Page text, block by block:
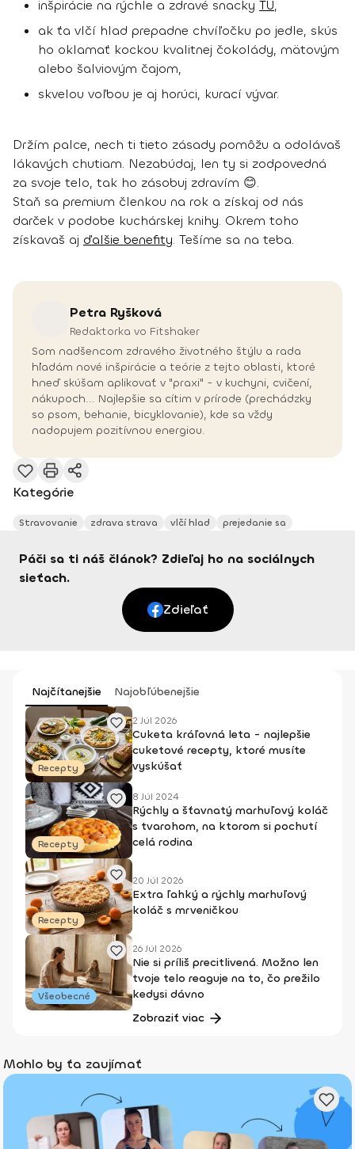
inšpirácie na rýchle a zdravé snacky TU,
ak ťa vlčí hlad prepadne chvíľočku po jedle, skús
ho oklamať kockou kvalitnej čokolády, mätovým
alebo šalviovým čajom,
skvelou voľbou je aj horúci, kurací vývar.
Držím palce, nech ti tieto zásady pomôžu a odolávaš
lákavých chutiam. Nezabúdaj, len ty si zodpovedná
za svoje telo, tak ho zásobuj zdravím 😊.
Staň sa premium členkou na rok a získaj od nás
darček v podobe kuchárskej knihy. Okrem toho
získavaš aj ďalšie benefity. Tešíme sa na teba.
Petra Ryšková
Redaktorka vo Fitshaker
Som nadšencom zdravého životného štýlu a rada
hľadám nové inšpirácie a teórie z tejto oblasti, ktoré
hneď skúšam aplikovať v "praxi" - v kuchyni, cvičení,
nákupoch... Najlepšie sa cítim v prírode (prechádzky
so psom, behanie, bicyklovanie), kde sa vždy
nadopujem pozitívnou energiou.
Kategórie
Stravovanie zdrava strava vlčí hlad prejedanie sa
Páči sa ti náš článok? Zdieľaj ho na sociálnych
sieťach.
Zdieľať
Najčítanejšie Najobľúbenejšie
Recepty
2 Júl 2026
Cuketa kráľovná leta - najlepšie
cuketové recepty, ktoré musíte
vyskúšať
Recepty
8 Júl 2024
Rýchly a šťavnatý marhuľový koláč
s tvarohom, na ktorom si pochutí
celá rodina
Recepty
20 Júl 2026
Extra ľahký a rýchly marhuľový
koláč s mrveničkou
Všeobecné
26 Júl 2026
Nie si príliš precitlivená. Možno len
tvoje telo reaguje na to, čo prežilo
kedysi dávno
Zobraziť viac
Mohlo by ťa zaujímať